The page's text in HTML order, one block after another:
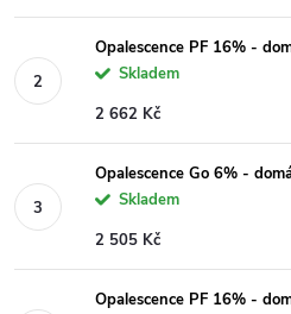
Opalescence PF 16% -
Skladem
2 662 Kč
Opalescence Go 6% -
Skladem
2 505 Kč
Opalescence PF 16% -